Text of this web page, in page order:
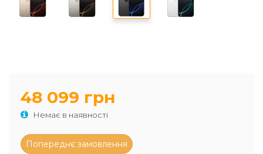
48 099 грн
Немає в наявності